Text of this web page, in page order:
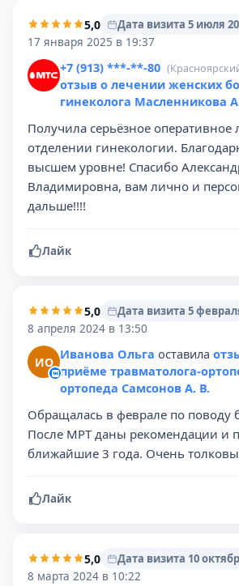
5,0
Дата визита 5 июля
17 января 2025 в 19:37
+7 (913) ***-**-80
отзыв о лечении женских
гинеколога Масленникова
Получила серьёзное оперативное
отделении гинекологии.
высшем уровне! Спасибо
Владимировна, вам лично и
дальше!!!!️
Лайк
5,0
Дата визита 5
8 апреля 2024 в 13:50
ИО Иванова Ольга оставила
приёме травматолога-
ортопеда Самсонов А. В.
Обращалась в феврале по поводу
После МРТ даны рекомендации и
ближайшие 3 года. Очень
Лайк
5,0
Дата визита 10
8 марта 2024 в 10:22